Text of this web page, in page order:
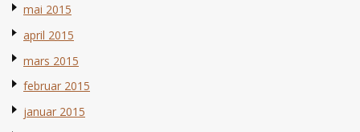
mai 2015
april 2015
mars 2015
februar 2015
januar 2015